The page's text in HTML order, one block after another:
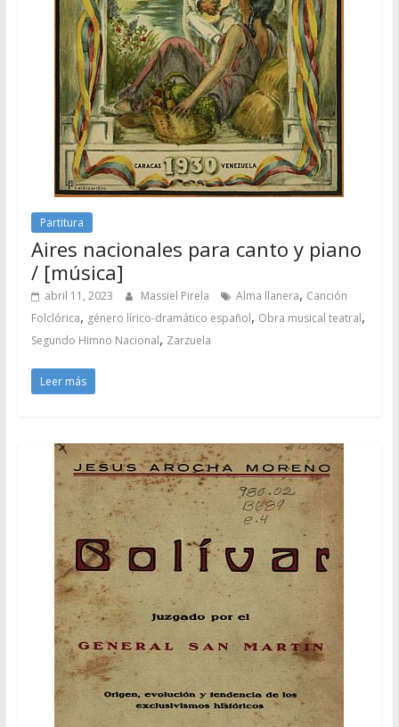
Partitura
Aires nacionales para canto y piano
/ [música]
abril 11, 2023 Massiel Pirela Alma llanera, Canción
Folclórica, género lírico-dramático español, Obra musical teatral,
Segundo Himno Nacional, Zarzuela
Leer más